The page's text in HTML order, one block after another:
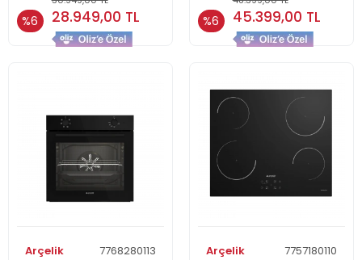
Smart TV
%6 28.949,00 TL %6 45.399,00 TL
Arçelik 7768280113 Arçelik 7757180110